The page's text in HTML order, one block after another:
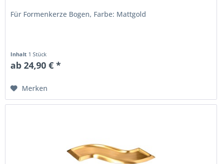
Für Formenkerze Bogen, Farbe: Mattgold
Inhalt 1 Stück
ab 24,90 € *
Merken